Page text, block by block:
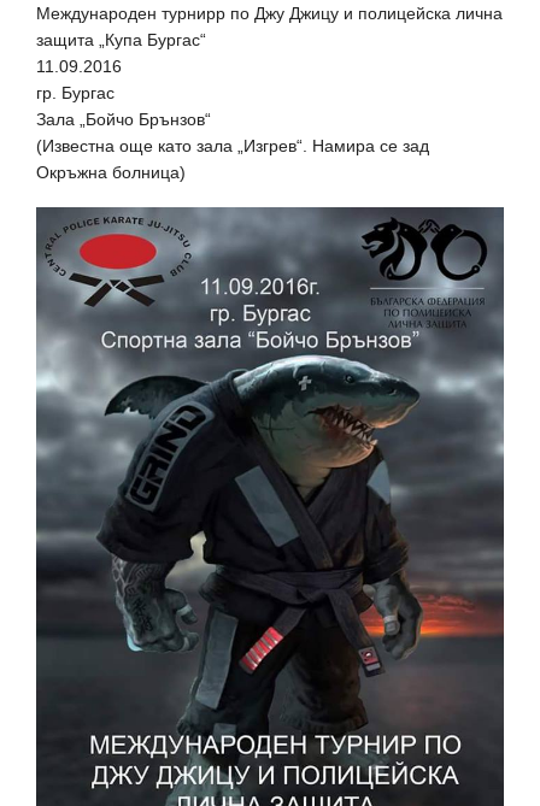
Международен турнирр по Джу Джицу и полицейска лична
защита „Купа Бургас“
11.09.2016
гр. Бургас
Зала „Бойчо Брънзов“
(Известна още като зала „Изгрев“. Намира се зад
Окръжна болница)